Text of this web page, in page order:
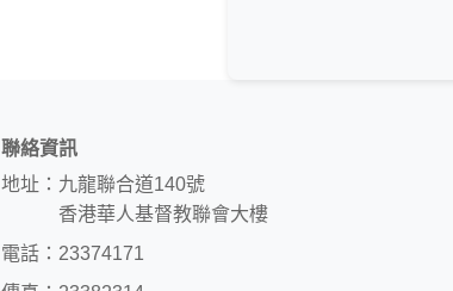
聯絡資訊
地址：九龍聯合道140號
香港華人基督教聯會大樓
電話：23374171